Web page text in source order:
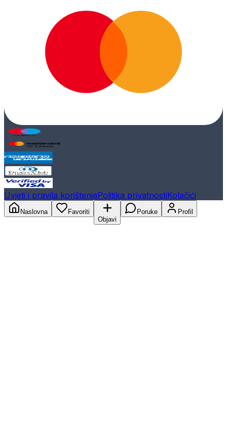
Uvjeti i pravila korištenjaPolitika privatnostiKolačići
Naslovna
Favoriti
Objavi
Poruke Profil